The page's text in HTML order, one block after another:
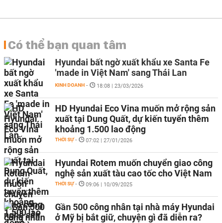
Có thể bạn quan tâm
Hyundai bất ngờ xuất khẩu xe Santa Fe
'made in Việt Nam' sang Thái Lan
KINH DOANH - 18:08 | 23/03/2026
HD Hyundai Eco Vina muốn mở rộng sản
xuất tại Dung Quất, dự kiến tuyển thêm
khoảng 1.500 lao động
THỜI SỰ - 07:02 | 27/01/2026
Hyundai Rotem muốn chuyển giao công
nghệ sản xuất tàu cao tốc cho Việt Nam
THỜI SỰ - 09:06 | 10/09/2025
Gần 500 công nhân tại nhà máy Hyundai
ở Mỹ bị bắt giữ, chuyện gì đã diễn ra?